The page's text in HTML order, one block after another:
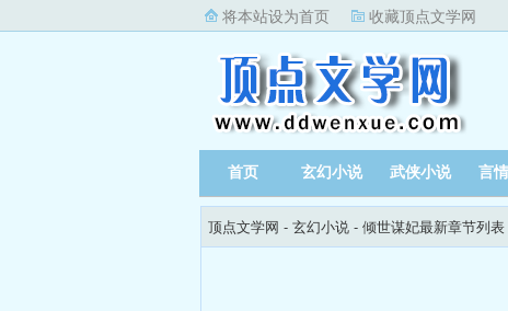
将本站设为首页 收藏顶点文学网
首页 玄幻小说 武侠小说 言
顶点文学网 - 玄幻小说 - 倾世谋妃最新章节列表